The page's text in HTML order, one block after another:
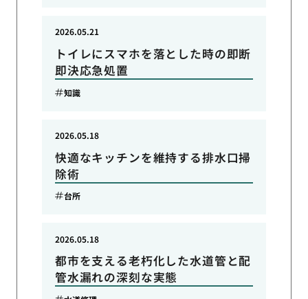
トイレにスマホを落とした時の即断
即決応急処置
2026.05.21
知識
快適なキッチンを維持する排水口掃
除術
2026.05.18
台所
都市を支える老朽化した水道管と配
管水漏れの深刻な実態
2026.05.18